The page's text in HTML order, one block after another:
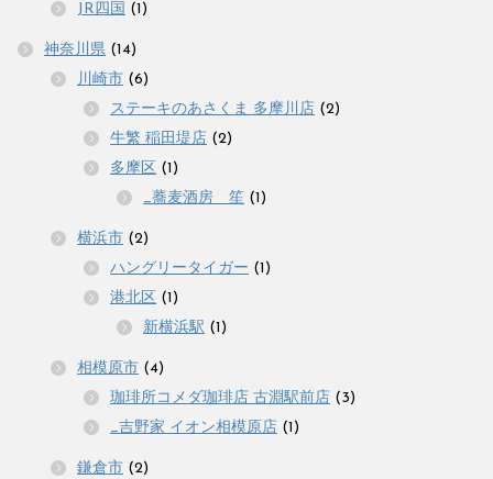
JR四国 (1)
神奈川県 (14)
川崎市 (6)
ステーキのあさくま 多摩川店 (2)
牛繁 稲田堤店 (2)
多摩区 (1)
_蕎麦酒房 笙 (1)
横浜市 (2)
ハングリータイガー (1)
港北区 (1)
新横浜駅 (1)
相模原市 (4)
珈琲所コメダ珈琲店 古淵駅前店 (3)
_吉野家 イオン相模原店 (1)
鎌倉市 (2)